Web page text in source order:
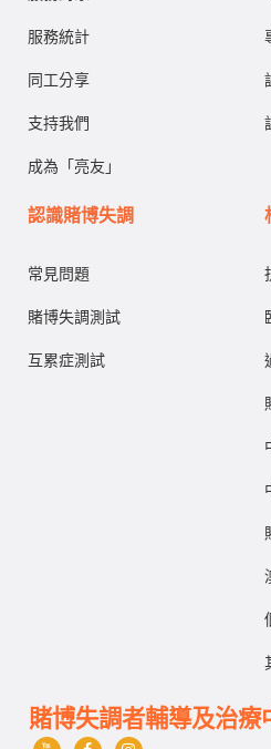
服務統計
同工分享
支持我們
成為「亮友」
認識賭博失調
常見問題
賭博失調測試
互累症測試
賭博失調者輔導及治療